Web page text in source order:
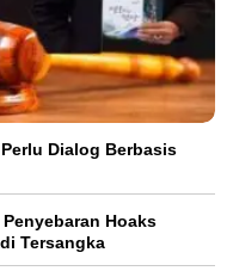
Dialog Berbasis
Hoaks
Tersangka